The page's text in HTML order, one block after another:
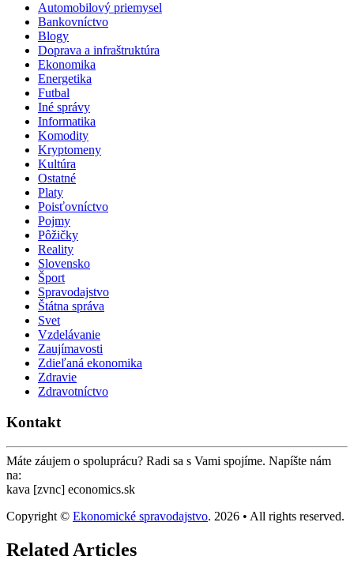
Automobilový priemysel
Bankovníctvo
Blogy
Doprava a infraštruktúra
Ekonomika
Energetika
Futbal
Iné správy
Informatika
Komodity
Kryptomeny
Kultúra
Ostatné
Platy
Poisťovníctvo
Pojmy
Pôžičky
Reality
Slovensko
Šport
Spravodajstvo
Štátna správa
Svet
Vzdelávanie
Zaujímavosti
Zdieľaná ekonomika
Zdravie
Zdravotníctvo
Kontakt
Máte záujem o spoluprácu? Radi sa s Vami spojíme. Napíšte nám
na:
kava [zvnc] economics.sk
Copyright © Ekonomické spravodajstvo. 2026 • All rights reserved.
Related Articles